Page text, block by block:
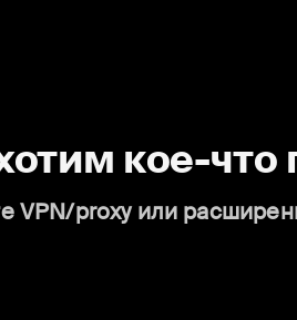
кое-что
VPN/proxy или